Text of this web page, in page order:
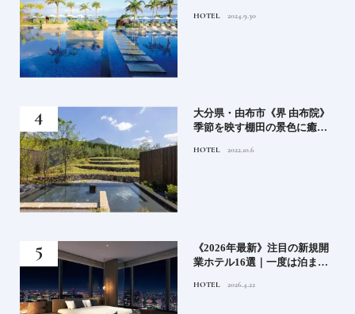
でゆるりと島時間を楽しむ
HOTEL 2024.9.30
大分県・由布市《界 由布院》
季節を映す棚田の景色に癒さ
HOTEL 2022.10.6
《2026年最新》注目の新規開
業ホテル16選｜一度は泊まり
ホテル
HOTEL 2026.4.22